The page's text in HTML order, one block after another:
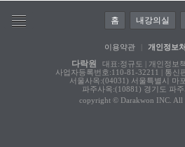
홈 내강의실
이용약관 개인정보
다락원
대표:정규도 | 개인정보
사업자등록번호:110-81-32211 | 통신
서울사옥:(04031) 서울특별시 마
파주사옥:(10881) 경기도 파
copyright © Darakwon INC. All